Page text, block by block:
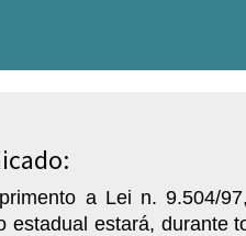
a Lei n. 9.504/
estadual estará, durante